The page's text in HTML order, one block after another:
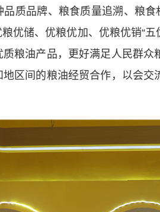
质品牌、粮食质量追溯、粮
优储、优粮优加、优粮优销“
粮油产品，更好满足人民群
区间的粮油经贸合作，以会